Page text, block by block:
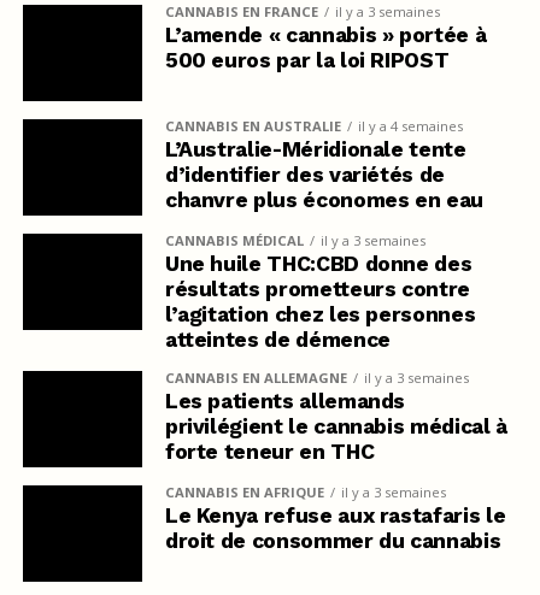
CANNABIS EN FRANCE il y a 3 semaines
L’amende « cannabis » portée à
500 euros par la loi RIPOST
CANNABIS EN AUSTRALIE il y a 4 semaines
L’Australie-Méridionale tente
d’identifier des variétés de
chanvre plus économes en eau
CANNABIS MÉDICAL il y a 3 semaines
Une huile THC:CBD donne des
résultats prometteurs contre
l’agitation chez les personnes
atteintes de démence
CANNABIS EN ALLEMAGNE il y a 3 semaines
Les patients allemands
privilégient le cannabis médical à
forte teneur en THC
CANNABIS EN AFRIQUE il y a 3 semaines
Le Kenya refuse aux rastafaris le
droit de consommer du cannabis